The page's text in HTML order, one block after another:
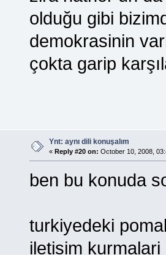
olduğu gibi
demokrasinin
çokta garip
Ynt: aynı dili konuşalım
« Reply #20 on: October 10, 2008,
ben bu konuda
turkiyedeki
iletisim